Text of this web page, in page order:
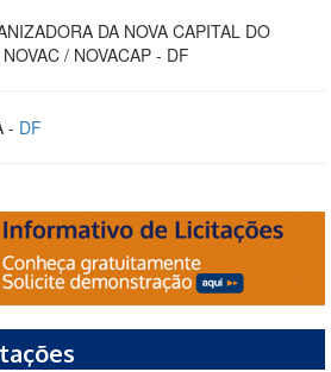
DA NOVA CAPITAL DO
/ NOVACAP - DF
- DF